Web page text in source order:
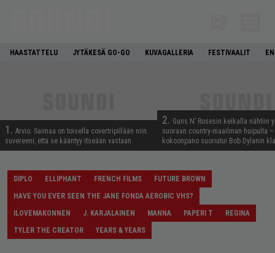
HAASTATTELU JYTÄKESÄ GO-GO KUVAGALLERIA FESTIVAALIT
1. Arvio: Saimaa on toisella covertripillään niin
suvereeni, että se kääntyy itseään vastaan
2. Guns N’ Rosesin keikalla nähtiin
suoraan country-maailman huipulta
kokoonpano suoriutui Bob Dylanin
DIPLO ELLIPHANT FRENCH FILMS
FUTURE BROWN
HAVE YOU EVER SEEN THE JANE FONDA AEROBIC VHS?
ILOVEMAKONNEN
J. KARJALAINEN MANNA PAPERI T
REGINA
TYLER THE CREATOR
YEARS & YEARS